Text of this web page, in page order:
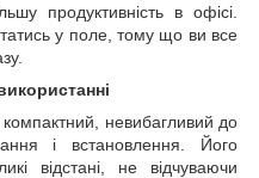
продуктивність в офісі.
у поле, тому що ви все
компактний, невибагливий до
і встановлення. Його
відстані, не відчуваючи